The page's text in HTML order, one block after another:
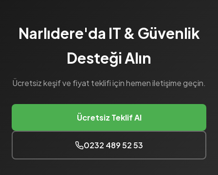
Narlıdere'da IT & Güvenlik
Desteği Alın
Ücretsiz keşif ve fiyat teklifi için hemen iletişime geçin.
Ücretsiz Teklif Al
0232 489 52 53